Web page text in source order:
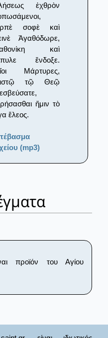
ἐχθρὸν
σοφὲ καὶ
Ἀγαθόδωρε,
καὶ
ἔνδοξε.
Μάρτυρες,
τῷ Θεῷ
ἤμιν τὸ
ἔλεος.
(mp3)
προϊόν του Αγίου